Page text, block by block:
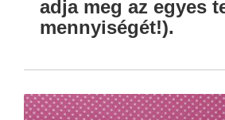
adja meg az egyes
mennyiségét!).